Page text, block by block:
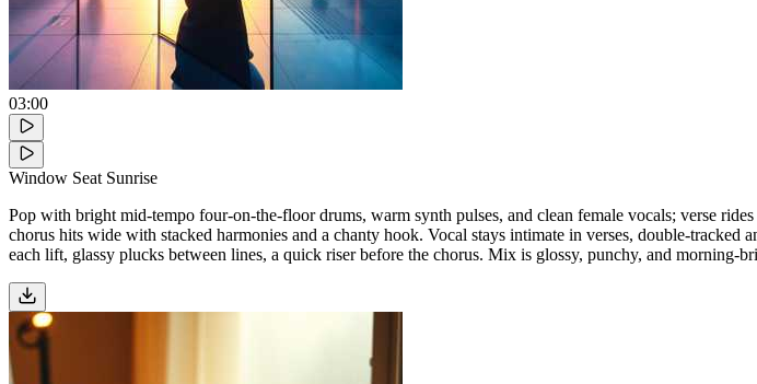
03:00
Window Seat Sunrise
Pop with bright mid-tempo four-on-the-floor drums, warm synth pulses, and clean female vocals; verse
chorus hits wide with stacked harmonies and a chanty hook. Vocal stays intimate in verses, double-
each lift, glassy plucks between lines, a quick riser before the chorus. Mix is glossy, punchy, and morning-